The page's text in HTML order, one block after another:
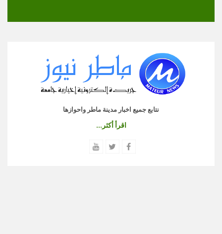
نتابع جميع اخبار مدينة ماطر واحوازها
اقرأ أكثر...